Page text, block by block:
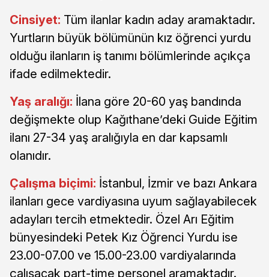
Cinsiyet: Tüm ilanlar kadın aday aramaktadır.
Yurtların büyük bölümünün kız öğrenci yurdu
olduğu ilanların iş tanımı bölümlerinde açıkça
ifade edilmektedir.
Yaş aralığı: İlana göre 20-60 yaş bandında
değişmekte olup Kağıthane’deki Guide Eğitim
ilanı 27-34 yaş aralığıyla en dar kapsamlı
olanıdır.
Çalışma biçimi: İstanbul, İzmir ve bazı Ankara
ilanları gece vardiyasına uyum sağlayabilecek
adayları tercih etmektedir. Özel Arı Eğitim
bünyesindeki Petek Kız Öğrenci Yurdu ise
23.00-07.00 ve 15.00-23.00 vardiyalarında
çalışacak part-time personel aramaktadır.